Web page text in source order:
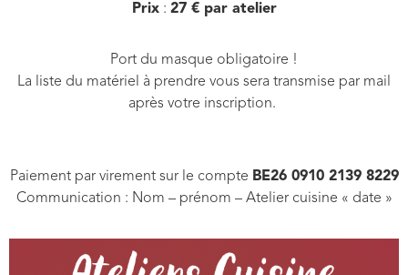
Prix: 27 € par atelier
Port du masque obligatoire !
La liste du matériel à prendre vous sera transmise par mail
après votre inscription.
Paiement par virement sur le compte BE26 0910 2139 8229
Communication : Nom – prénom – Atelier cuisine « date »